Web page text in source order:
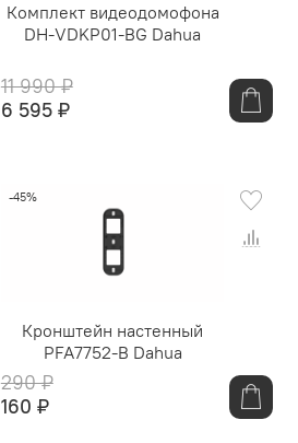
Комплект видеодомофона
DH-VDKP01-BG Dahua
11 990 ₽
6 595 ₽
-45%
Кронштейн настенный
PFA7752-B Dahua
290 ₽
160 ₽